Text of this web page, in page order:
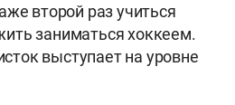
второй раз учиться
заниматься хоккеем.
выступает на уровне